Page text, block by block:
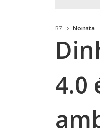
R7 Noinsta
4.0